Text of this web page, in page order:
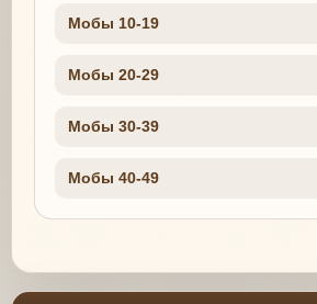
Мобы 10-19
Мобы 20-29
Мобы 30-39
Мобы 40-49